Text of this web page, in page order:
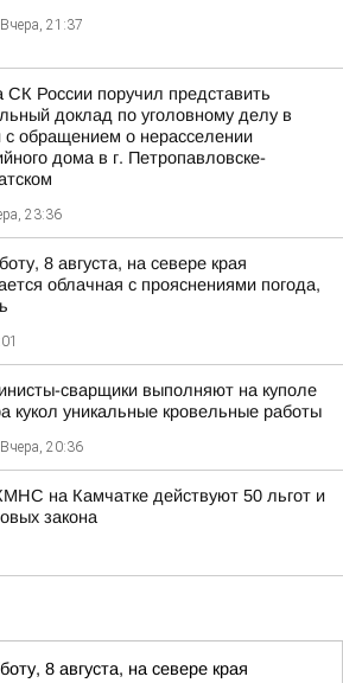
Вчера, 21:37
СК России поручил представить
доклад по уголовному делу в
с обращением о нерасселении
дома в г. Петропавловске-
23:36
8 августа, на севере края
облачная с прояснениями погода,
сварщики выполняют на куполе
кукол уникальные кровельные работы
Вчера, 20:36
на Камчатке действуют 50 льгот и
закона
8 августа, на севере края